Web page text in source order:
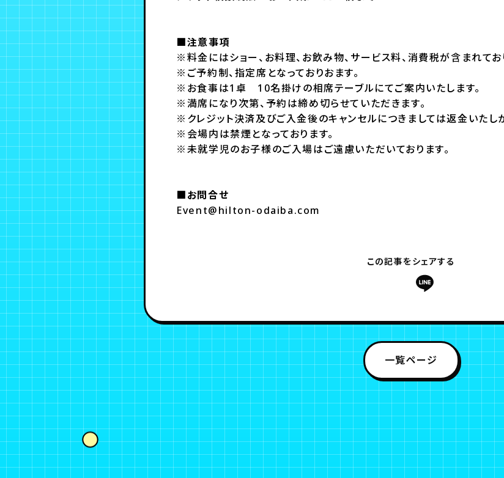
■注意事項
※料金にはショー、お料理、お飲み物、サービス料、消費税が含まれてお
※ご予約制、指定席となっておりおます。
※お食事は1卓 10名掛けの相席テーブルにてご案内いたします。
※満席になり次第、予約は締め切らせていただきます。
※クレジット決済及びご入金後のキャンセルにつきましては返金いたし
※会場内は禁煙となっております。
※未就学児のお子様のご入場はご遠慮いただいております。
■お問合せ
Event@hilton-odaiba.com
この記事をシェアする
一覧ページ